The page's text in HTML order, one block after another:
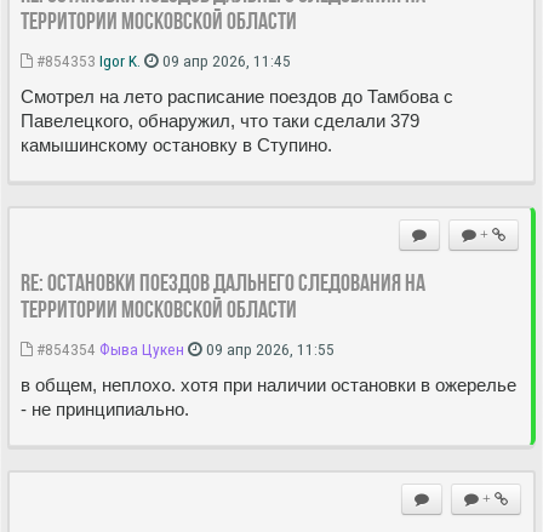
территории Московской области
#854353 Igor K. 09 апр 2026, 11:45
Смотрел на лето расписание поездов до Тамбова с
Павелецкого, обнаружил, что таки сделали 379
камышинскому остановку в Ступино.
+
Re: Остановки поездов дальнего следования на
территории Московской области
#854354 Фыва Цукен 09 апр 2026, 11:55
в общем, неплохо. хотя при наличии остановки в ожерелье
- не принципиально.
+